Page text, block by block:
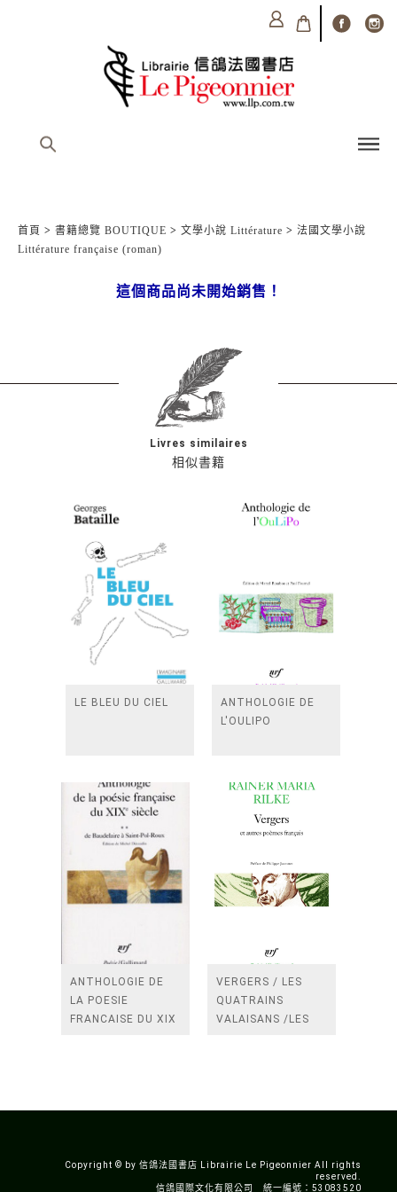
首頁 > 書籍總覽 BOUTIQUE > 文學小說 Littérature > 法國文學小說
Littérature française (roman)
這個商品尚未開始銷售！
相似書籍
Livres similaires
LE BLEU DU CIEL
ANTHOLOGIE DE
L'OULIPO
ANTHOLOGIE DE
LA POESIE
FRANCAISE DU XIX
VERGERS / LES
QUATRAINS
VALAISANS /LES
Copyright © by 信鴿法國書店 Librairie Le Pigeonnier All rights
reserved.
信鴿國際文化有限公司 統一編號：53083520